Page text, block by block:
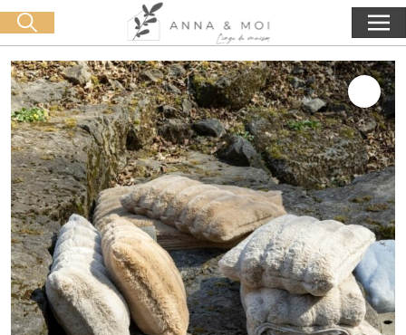
Oferta de entrega a partir de 60€ de compra 0,00€
Iniciar búsqueda